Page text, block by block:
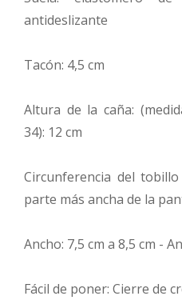
antideslizante
Tacón: 4,5 cm
Altura de la caña:
34): 12 cm
Circunferencia del
parte más ancha de la
Ancho: 7,5 cm a 8,5 cm -
Fácil de poner: Cierre de